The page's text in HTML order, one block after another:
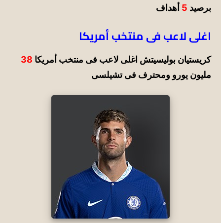
برصيد 5 أهداف
اغلى لاعب فى منتخب أمريكا
كريستيان بوليسيتش اغلى لاعب فى منتخب أمريكا 38
مليون يورو ومحترف فى تشيلسى